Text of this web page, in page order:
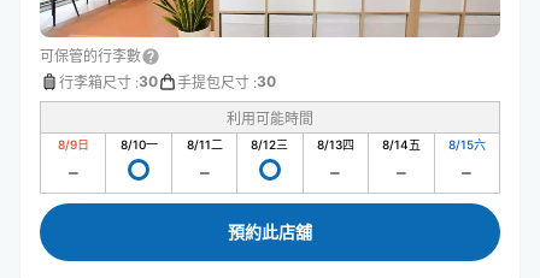
可保管的行李數
行李箱尺寸 :30 手提包尺寸 :30
利用可能時間
8/9日 8/10一 8/11二 8/12三 8/13四 8/14五 8/15六
預約此店舖